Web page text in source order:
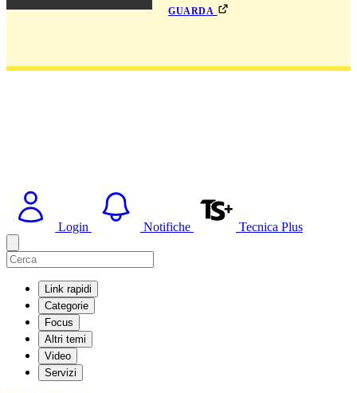
guarda
Login Notifiche Tecnica Plus
Link rapidi
Categorie
Focus
Altri temi
Video
Servizi